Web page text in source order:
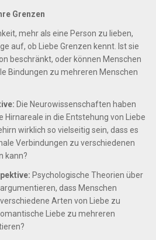
Grenzen
mehr als eine Person zu lieben,
auf, ob Liebe Grenzen kennt. Ist sie
beschränkt, oder können Menschen
Bindungen zu mehreren Menschen
Die Neurowissenschaften haben
Hirnareale in die Entstehung von Liebe
wirklich so vielseitig sein, dass es
Verbindungen zu verschiedenen
kann?
Psychologische Theorien über
dass Menschen
Arten von Liebe zu
Liebe zu mehreren